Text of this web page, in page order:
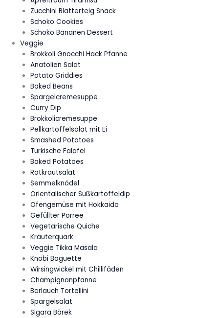
Zucchini Blätterteig Snack
Schoko Cookies
Schoko Bananen Dessert
Veggie
Brokkoli Gnocchi Hack Pfanne
Anatolien Salat
Potato Griddies
Baked Beans
Spargelcremesuppe
Curry Dip
Brokkolicremesuppe
Pellkartoffelsalat mit Ei
Smashed Potatoes
Türkische Falafel
Baked Potatoes
Rotkrautsalat
Semmelknödel
Orientalischer Süßkartoffeldip
Ofengemüse mit Hokkaido
Gefüllter Porree
Vegetarische Quiche
Kräuterquark
Veggie Tikka Masala
Knobi Baguette
Wirsingwickel mit Chillifäden
Champignonpfanne
Bärlauch Tortellini
Spargelsalat
Sigara Börek